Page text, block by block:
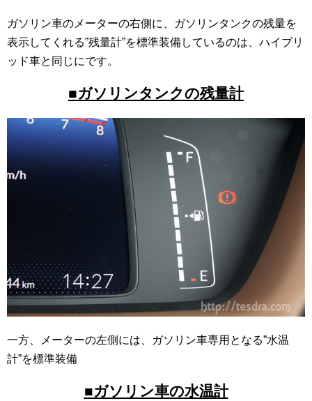
ガソリン車のメーターの右側に、ガソリンタンクの残量を
表示してくれる”残量計”を標準装備しているのは、ハイブリ
ッド車と同じにです。
■ガソリンタンクの残量計
一方、メーターの左側には、ガソリン車専用となる”水温
計”を標準装備
■ガソリン車の水温計